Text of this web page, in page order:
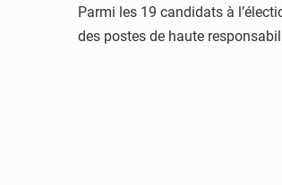
Parmi les 19 candidats à
des postes de haute